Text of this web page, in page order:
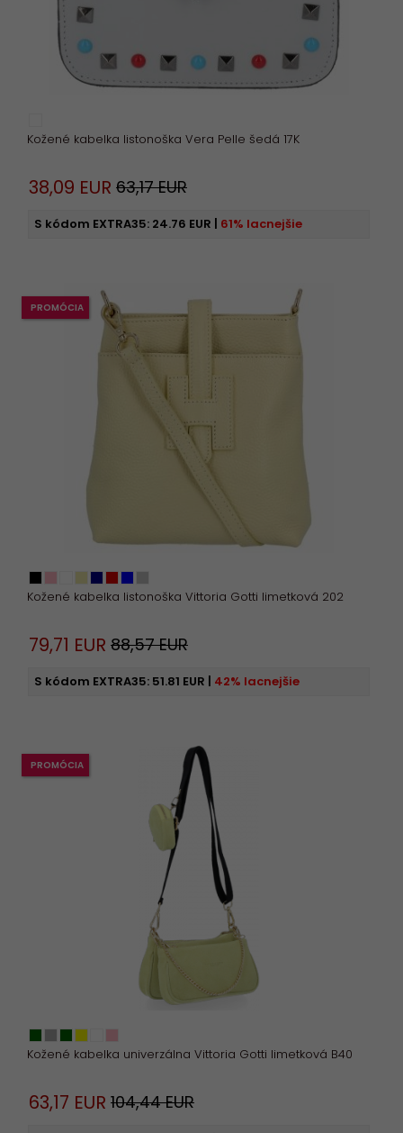
Kožené kabelka listonoška Vera Pelle šedá 17K
38,09 EUR 63,17 EUR
S kódom EXTRA35: 24.76 EUR 61% lacnejšie
Kožené kabelka listonoška Vittoria Gotti limetková 202
PROMÓCIA
79,71 EUR 88,57 EUR
S kódom EXTRA35: 51.81 EUR 42% lacnejšie
Kožené kabelka univerzálna Vittoria Gotti limetková B40
PROMÓCIA
63,17 EUR 104,44 EUR